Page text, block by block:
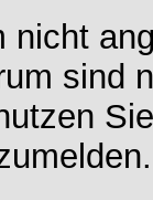
nicht
sind